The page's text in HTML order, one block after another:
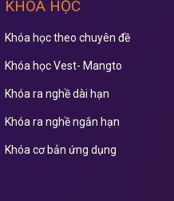
KHÓA HỌC
Khóa học theo chuyên đề
Khóa học Vest- Mangto
Khóa ra nghề dài hạn
Khóa ra nghề ngắn hạn
Khóa cơ bản ứng dụng